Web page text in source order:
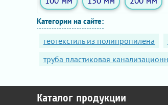
Категории на сайте:
геотекстиль из полипропилена
труба пластиковая
Каталог продукции